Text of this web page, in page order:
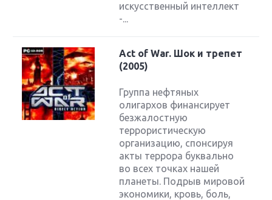
искусственный интеллект
-...
Act of War. Шок и трепет
(2005)
Группа нефтяных
олигархов финансирует
безжалостную
террористическую
организацию, спонсируя
акты террора буквально
во всех точках нашей
планеты. Подрыв мировой
экономики, кровь, боль,